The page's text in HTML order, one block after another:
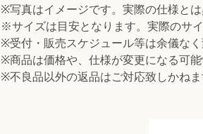
※写真はイメージです。実際の仕様と
※サイズは目安となります。実際のサ
※受付・販売スケジュール等は余儀なく
※商品は価格や、仕様が変更になる可
※不良品以外の返品はご対応致しかねま